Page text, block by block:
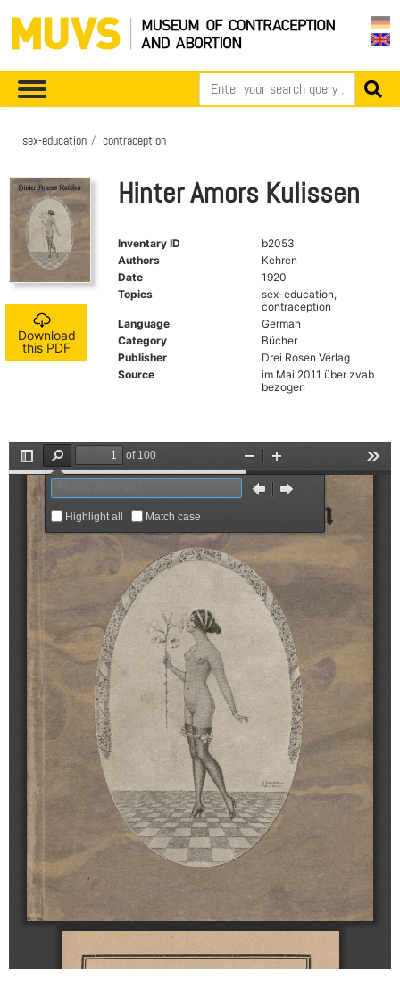
sex-education contraception
Download
this PDF
Hinter Amors Kulissen
Inventary ID
b2053
Authors
Kehren
Date
1920
Topics
sex-education,
contraception
Language
German
Category
Bücher
Publisher
Drei Rosen Verlag
Source
im Mai 2011 über zvab
bezogen